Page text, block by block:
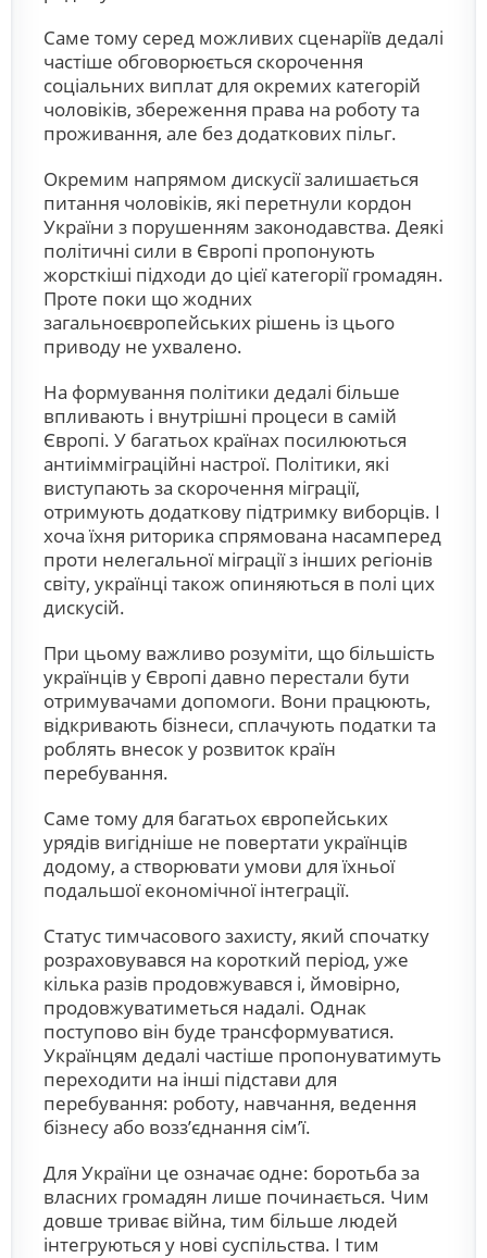
Саме тому серед можливих сценаріїв дедалі
частіше обговорюється скорочення
соціальних виплат для окремих категорій
чоловіків, збереження права на роботу та
проживання, але без додаткових пільг.
Окремим напрямом дискусії залишається
питання чоловіків, які перетнули кордон
України з порушенням законодавства. Деякі
політичні сили в Європі пропонують
жорсткіші підходи до цієї категорії громадян.
Проте поки що жодних
загальноєвропейських рішень із цього
приводу не ухвалено.
На формування політики дедалі більше
впливають і внутрішні процеси в самій
Європі. У багатьох країнах посилюються
антиімміграційні настрої. Політики, які
виступають за скорочення міграції,
отримують додаткову підтримку виборців. І
хоча їхня риторика спрямована насамперед
проти нелегальної міграції з інших регіонів
світу, українці також опиняються в полі цих
дискусій.
При цьому важливо розуміти, що більшість
українців у Європі давно перестали бути
отримувачами допомоги. Вони працюють,
відкривають бізнеси, сплачують податки та
роблять внесок у розвиток країн
перебування.
Саме тому для багатьох європейських
урядів вигідніше не повертати українців
додому, а створювати умови для їхньої
подальшої економічної інтеграції.
Статус тимчасового захисту, який спочатку
розраховувався на короткий період, уже
кілька разів продовжувався і, ймовірно,
продовжуватиметься надалі. Однак
поступово він буде трансформуватися.
Українцям дедалі частіше пропонуватимуть
переходити на інші підстави для
перебування: роботу, навчання, ведення
бізнесу або возз’єднання сім’ї.
Для України це означає одне: боротьба за
власних громадян лише починається. Чим
довше триває війна, тим більше людей
інтегруються у нові суспільства. І тим